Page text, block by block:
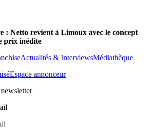
: Netto revient à Limoux avec le concept
prix inédite
Actualités & InterviewsMédiathèque
Espace annonceur